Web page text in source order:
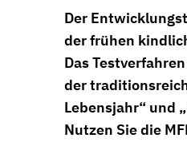
Der
der frühen
Das
der
Lebensjahr“ und
Nutzen Sie die